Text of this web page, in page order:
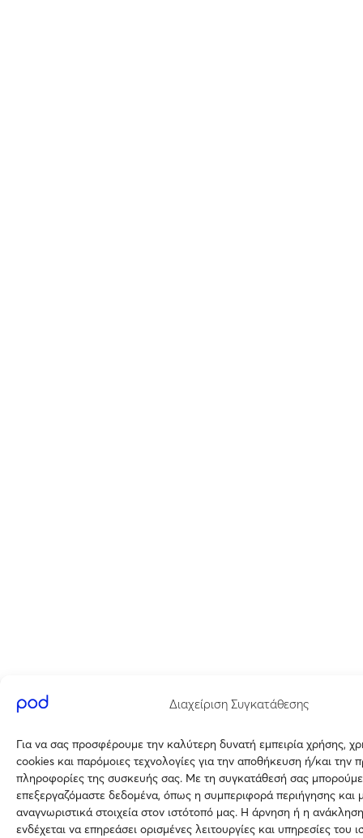
Διαχείριση Συγκατάθεσης
Για να σας προσφέρουμε την καλύτερη δυνατή εμπειρία χρήσης,
cookies και παρόμοιες τεχνολογίες για την αποθήκευση ή/και την
πληροφορίες της συσκευής σας. Με τη συγκατάθεσή σας
επεξεργαζόμαστε δεδομένα, όπως η συμπεριφορά περιήγησης και
αναγνωριστικά στοιχεία στον ιστότοπό μας. Η άρνηση ή η
ενδέχεται να επηρεάσει ορισμένες λειτουργίες και υπηρεσίες του